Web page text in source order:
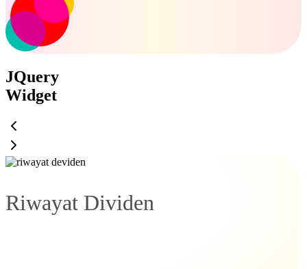
JQuery
Widget
Riwayat Dividen